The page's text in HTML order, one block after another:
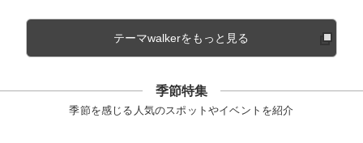
テーマwalkerをもっと見る
季節特集
季節を感じる人気のスポットやイベントを紹介